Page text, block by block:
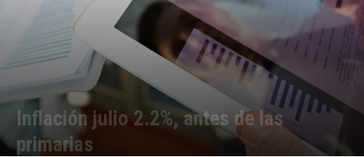
Inflación julio 2.2%, antes de las
primarias